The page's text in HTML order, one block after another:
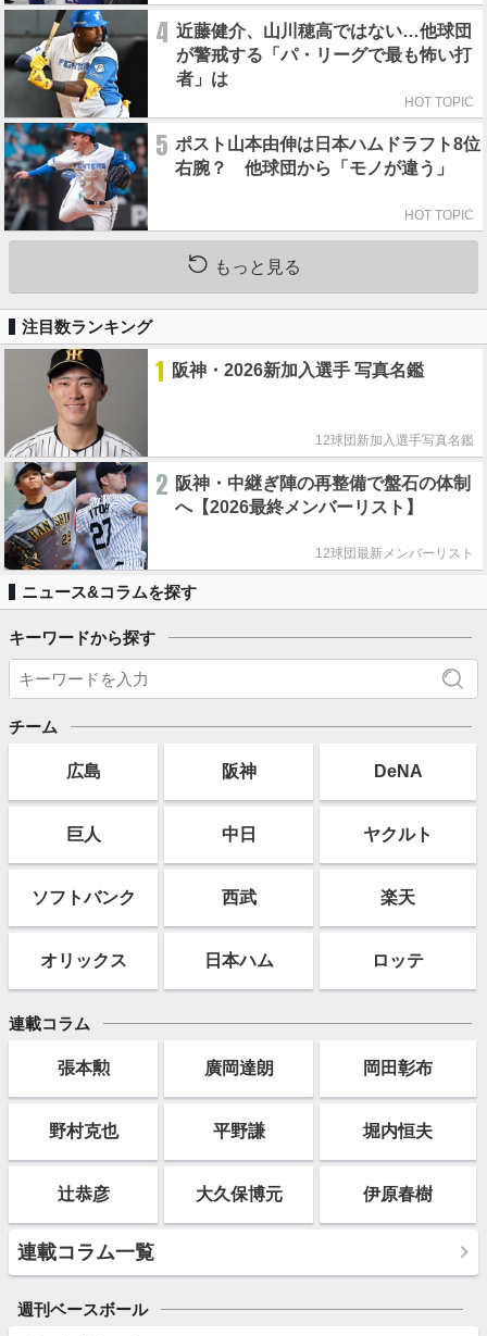
4 近藤健介、山川穂高ではない…他球団
が警戒する「パ・リーグで最も怖い打
者」は
HOT TOPIC
5 ポスト山本由伸は日本ハムドラフト8位
右腕？ 他球団から「モノが違う」
HOT TOPIC
もっと見る
注目数ランキング
1 阪神・2026新加入選手 写真名鑑
12球団新加入選手写真名鑑
2 阪神・中継ぎ陣の再整備で盤石の体制
へ【2026最終メンバーリスト】
12球団最新メンバーリスト
ニュース&コラムを探す
キーワードから探す
チーム
広島 阪神 DeNA
巨人 中日 ヤクルト
ソフトバンク 西武 楽天
オリックス 日本ハム ロッテ
連載コラム
張本勲 廣岡達朗 岡田彰布
野村克也 平野謙 堀内恒夫
辻恭彦 大久保博元 伊原春樹
連載コラム一覧
週刊ベースボール